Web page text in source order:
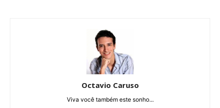
Octavio Caruso
Viva você também este sonho...